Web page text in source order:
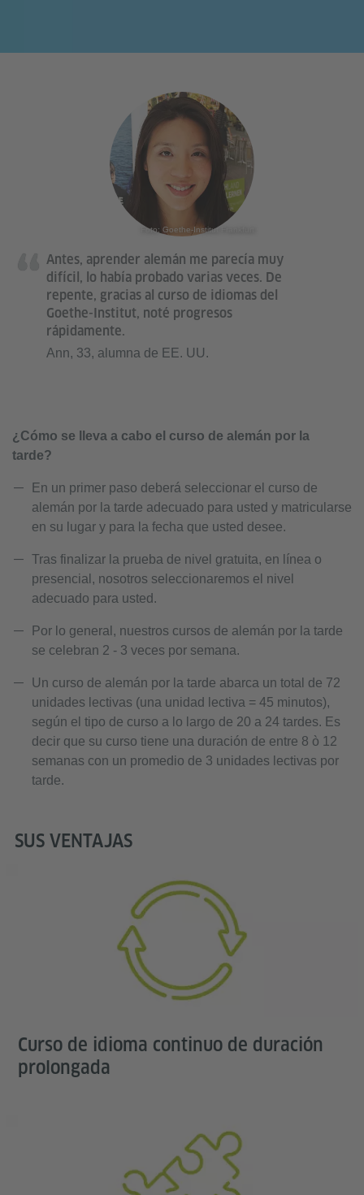
Foto: Goethe-Institut Frankfurt
Antes, aprender alemán me parecía muy
difícil, lo había probado varias veces. De
repente, gracias al curso de idiomas del
Goethe-Institut, noté progresos
rápidamente.
Ann, 33, alumna de EE. UU.
¿Cómo se lleva a cabo el curso de alemán por la
tarde?
En un primer paso deberá seleccionar el curso de
alemán por la tarde adecuado para usted y matricularse
en su lugar y para la fecha que usted desee.
Tras finalizar la prueba de nivel gratuita, en línea o
presencial, nosotros seleccionaremos el nivel
adecuado para usted.
Por lo general, nuestros cursos de alemán por la tarde
se celebran 2 - 3 veces por semana.
Un curso de alemán por la tarde abarca un total de 72
unidades lectivas (una unidad lectiva = 45 minutos),
según el tipo de curso a lo largo de 20 a 24 tardes. Es
decir que su curso tiene una duración de entre 8 ò 12
semanas con un promedio de 3 unidades lectivas por
tarde.
SUS VENTAJAS
Curso de idioma continuo de duración
prolongada